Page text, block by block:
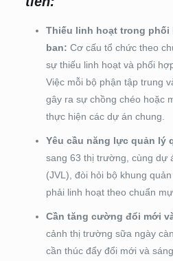
Thiếu linh hoạt trong
ban: Cơ cấu tổ chức theo
sự thiếu linh hoạt và phối
Việc mỗi bộ phận tập trung
gây ra sự chồng chéo hoặc
thực hiện các dự án chung.
Yêu cầu năng lực quản lý
sang 63 thị trường, cùng dự
(JVL), đòi hỏi bộ khung
phải linh hoạt theo chuẩn
Cần tăng cường đổi mới
cảnh thị trường sữa ngày
cần thúc đẩy đổi mới và